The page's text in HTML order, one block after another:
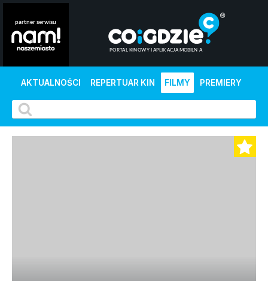
AKTUALNOŚCI REPERTUAR KIN FILMY PREMIERY